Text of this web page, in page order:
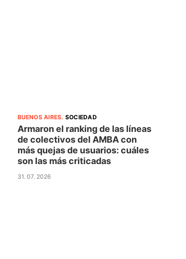
BUENOS AIRES. SOCIEDAD
Armaron el ranking de las líneas
de colectivos del AMBA con
más quejas de usuarios: cuáles
son las más criticadas
31. 07. 2026